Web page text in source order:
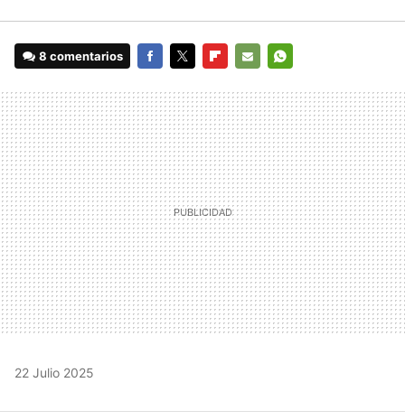
8 comentarios
MAIL
22 Julio 2025